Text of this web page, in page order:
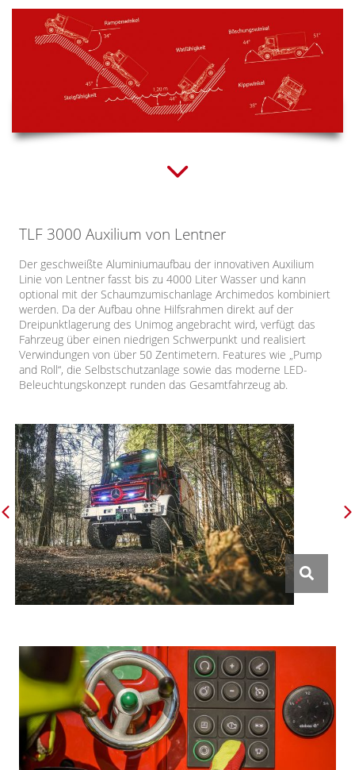
TLF 3000 Auxilium von Lentner
Der geschweißte Aluminiumaufbau der innovativen Auxilium
Linie von Lentner fasst bis zu 4000 Liter Wasser und kann
optional mit der Schaumzumischanlage Archimedos kombiniert
werden. Da der Aufbau ohne Hilfsrahmen direkt auf der
Dreipunktlagerung des Unimog angebracht wird, verfügt das
Fahrzeug über einen niedrigen Schwerpunkt und realisiert
Verwindungen von über 50 Zentimetern. Features wie „Pump
and Roll“, die Selbstschutzanlage sowie das moderne LED-
Beleuchtungskonzept runden das Gesamtfahrzeug ab.